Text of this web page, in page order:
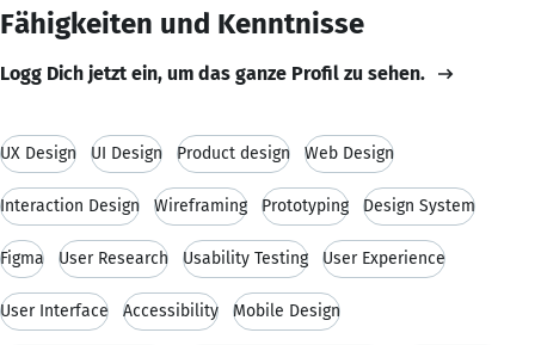
Fähigkeiten und Kenntnisse
Logg Dich jetzt ein, um das ganze Profil zu sehen.
UX Design UI Design Product design Web Design
Interaction Design Wireframing Prototyping Design System
Figma User Research Usability Testing User Experience
User Interface Accessibility Mobile Design